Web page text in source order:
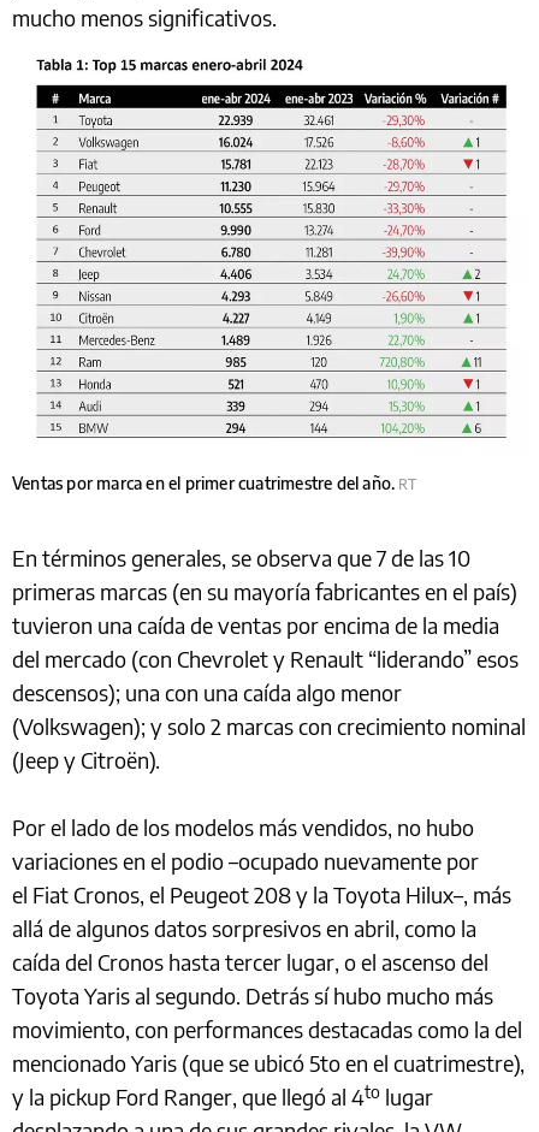
mucho menos significativos.
Ventas por marca en el primer cuatrimestre del año. RT
En términos generales, se observa que 7 de las 10
primeras marcas (en su mayoría fabricantes en el país)
tuvieron una caída de ventas por encima de la media
del mercado (con Chevrolet y Renault “liderando” esos
descensos); una con una caída algo menor
(Volkswagen); y solo 2 marcas con crecimiento nominal
(Jeep y Citroën).
Por el lado de los modelos más vendidos, no hubo
variaciones en el podio –ocupado nuevamente por
el Fiat Cronos, el Peugeot 208 y la Toyota Hilux–, más
allá de algunos datos sorpresivos en abril, como la
caída del Cronos hasta tercer lugar, o el ascenso del
Toyota Yaris al segundo. Detrás sí hubo mucho más
movimiento, con performances destacadas como la del
mencionado Yaris (que se ubicó 5to en el cuatrimestre),
y la pickup Ford Ranger, que llegó al 4to lugar